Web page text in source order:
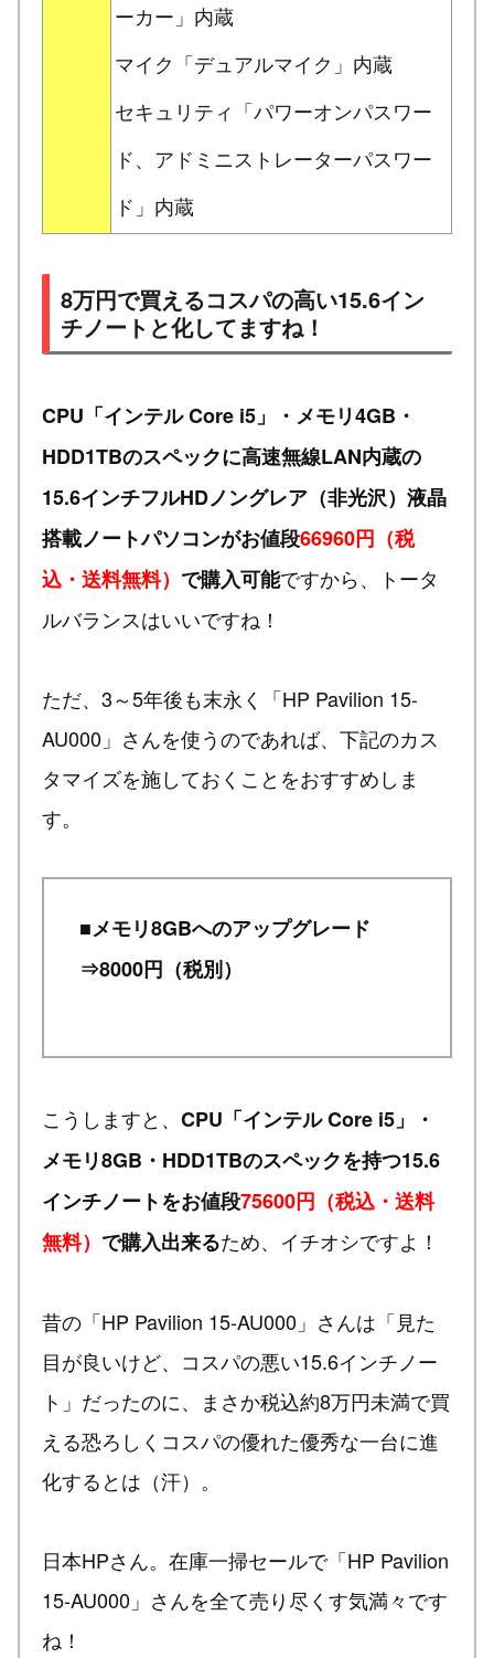
ーカー」内蔵
マイク「デュアルマイク」内蔵
セキュリティ「パワーオンパスワー
ド、アドミニストレーターパスワー
ド」内蔵
8万円で買えるコスパの高い15.6イン
チノートと化してますね！
CPU「インテル Core i5」・メモリ4GB・
HDD1TBのスペックに高速無線LAN内蔵の
15.6インチフルHDノングレア（非光沢）液晶
搭載ノートパソコンがお値段66960円（税
込・送料無料） で購入可能ですから、トータ
ルバランスはいいですね！
ただ、3～5年後も末永く「HP Pavilion 15-
AU000」さんを使うのであれば、下記のカス
タマイズを施しておくことをおすすめしま
す。
■メモリ8GBへのアップグレード
⇒8000円（税別）
こうしますと、 CPU「インテル Core i5」・
メモリ8GB・HDD1TBのスペックを持つ15.6
インチノートをお値段75600円（税込・送料
無料） で購入出来るため、イチオシですよ！
昔の「HP Pavilion 15-AU000」さんは「見た
目が良いけど、コスパの悪い15.6インチノー
ト」だったのに、まさか税込約8万円未満で買
える恐ろしくコスパの優れた優秀な一台に進
化するとは（汗）。
日本HPさん。在庫一掃セールで「HP Pavilion
15-AU000」さんを全て売り尽くす気満々です
ね！